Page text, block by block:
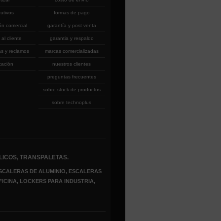
comercial
al cliente
y reclamos
formas de pago
garantía y post venta
garantia y respaldo
marcas comercializadas
nuestros clientes
preguntas frecuentes
sobre stock de productos
sobre technoplus
TRANSPALETAS.
DE ALUMINIO, ESCALERAS
LOCKERS PARA INDUSTRIA,